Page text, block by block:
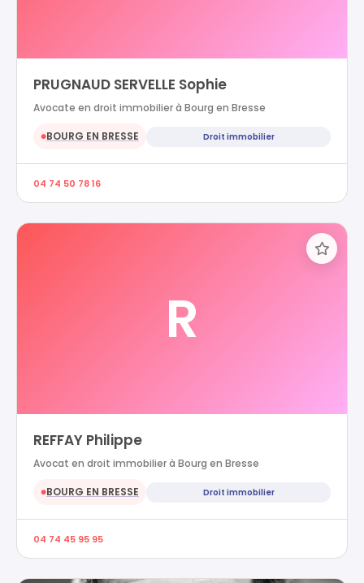
PRUGNAUD SERVELLE Sophie
Avocate en droit immobilier à Bourg en Bresse
●BOURG EN BRESSE Droit immobilier
04 74 50 78 16
R
REFFAY Philippe
Avocat en droit immobilier à Bourg en Bresse
●BOURG EN BRESSE Droit immobilier
04 74 45 95 95